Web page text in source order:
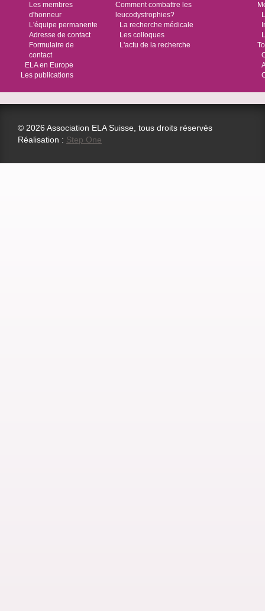
Les membres
d'honneur
L'équipe permanente
Adresse de contact
Formulaire de
contact
ELA en Europe
Les publications
Comment combattre les
leucodystrophies?
La recherche médicale
Les colloques
L'actu de la recherche
© 2026 Association ELA Suisse, tous droits réservés
Réalisation : Step One